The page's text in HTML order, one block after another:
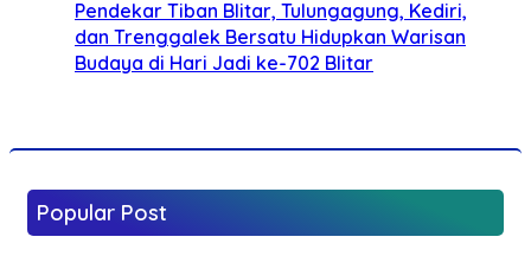
Pendekar Tiban Blitar, Tulungagung, Kediri,
dan Trenggalek Bersatu Hidupkan Warisan
Budaya di Hari Jadi ke-702 Blitar
Popular Post